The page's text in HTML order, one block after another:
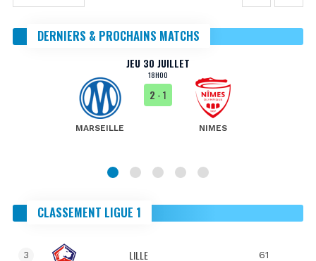
DERNIERS & PROCHAINS MATCHS
JEU 30 JUILLET
18H00
MARSEILLE
2 - 1
NIMES
CLASSEMENT LIGUE 1
3 LILLE 61